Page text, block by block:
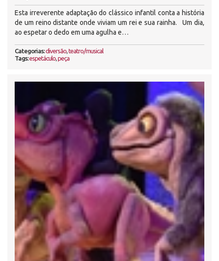
Esta irreverente adaptação do clássico infantil conta a história
de um reino distante onde viviam um rei e sua rainha. Um dia,
ao espetar o dedo em uma agulha e…
Categorias:diversão,teatro/musical
Tags:espetáculo,peça